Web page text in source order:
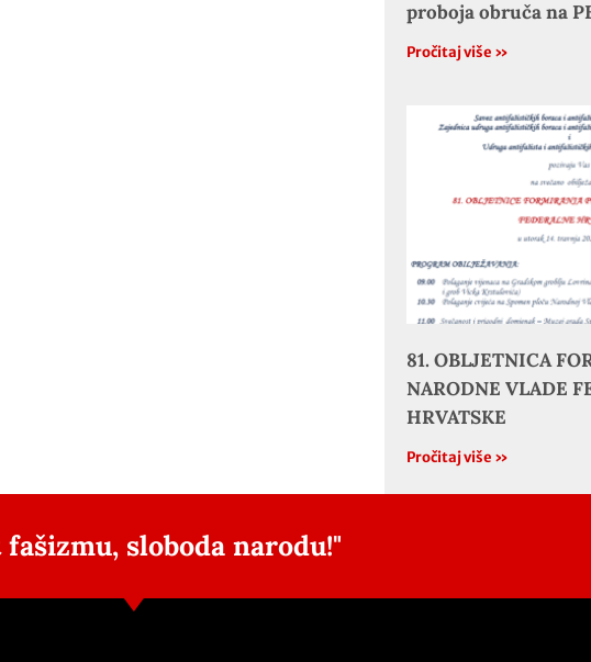
proboja obruča na
Pročitaj više »
81. OBLJETNICA
NARODNE VLADE
HRVATSKE
Pročitaj više »
sloboda narodu!"